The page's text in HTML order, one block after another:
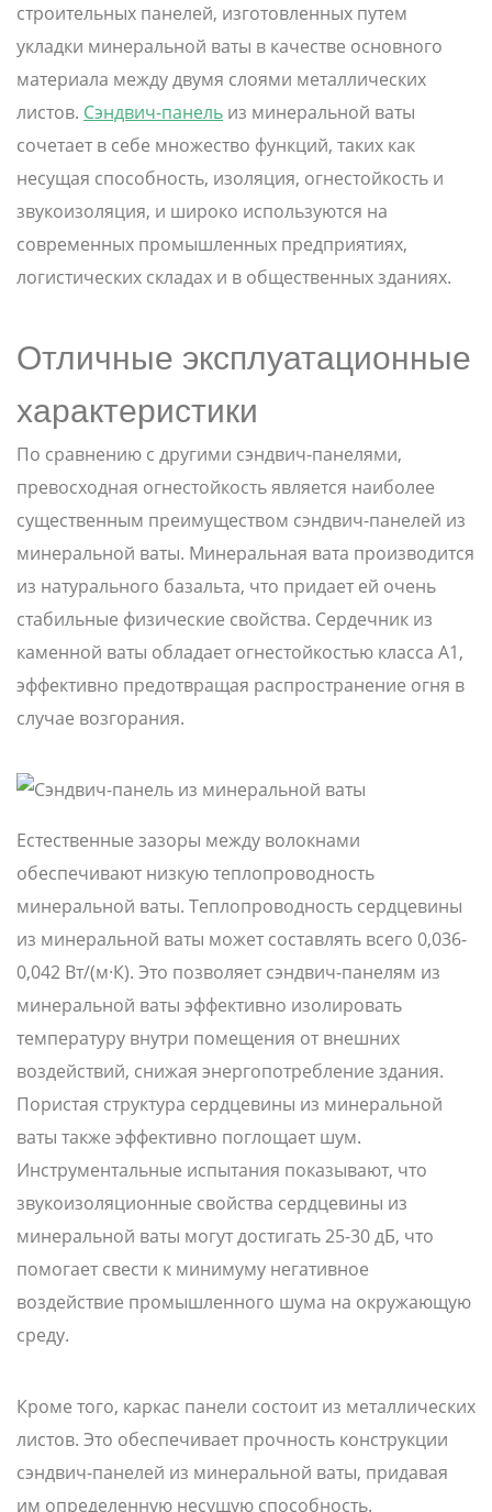
строительных панелей, изготовленных путем
укладки минеральной ваты в качестве основного
материала между двумя слоями металлических
листов. Сэндвич-панель из минеральной ваты
сочетает в себе множество функций, таких как
несущая способность, изоляция, огнестойкость и
звукоизоляция, и широко используются на
современных промышленных предприятиях,
логистических складах и в общественных зданиях.
Отличные эксплуатационные
характеристики
По сравнению с другими сэндвич-панелями,
превосходная огнестойкость является наиболее
существенным преимуществом сэндвич-панелей из
минеральной ваты. Минеральная вата производится
из натурального базальта, что придает ей очень
стабильные физические свойства. Сердечник из
каменной ваты обладает огнестойкостью класса А1,
эффективно предотвращая распространение огня в
случае возгорания.
Естественные зазоры между волокнами
обеспечивают низкую теплопроводность
минеральной ваты. Теплопроводность сердцевины
из минеральной ваты может составлять всего 0,036-
0,042 Вт/(м·К). Это позволяет сэндвич-панелям из
минеральной ваты эффективно изолировать
температуру внутри помещения от внешних
воздействий, снижая энергопотребление здания.
Пористая структура сердцевины из минеральной
ваты также эффективно поглощает шум.
Инструментальные испытания показывают, что
звукоизоляционные свойства сердцевины из
минеральной ваты могут достигать 25-30 дБ, что
помогает свести к минимуму негативное
воздействие промышленного шума на окружающую
среду.
Кроме того, каркас панели состоит из металлических
листов. Это обеспечивает прочность конструкции
сэндвич-панелей из минеральной ваты, придавая
им определенную несущую способность.